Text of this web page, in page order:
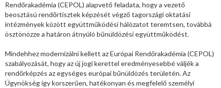
Rendőrakadémia (CEPOL) alapvető feladata, hogy a vezető
beosztású rendőrtisztek képzését végző tagországi oktatási
intézmények között együttműködési hálózatot teremtsen, továbbá
ösztönözze a határon átnyúló bűnüldözési együttműködést.
Mindehhez modernizálni kellett az Európai Rendőrakadémia (CEPOL)
szabályozását, hogy az új jogi kerettel eredményesebbé váljék a
rendőrképzés az egységes európai bűnüldözés területén. Az
Ügynökség így korszerűen, hatékonyan és megfelelő személyi